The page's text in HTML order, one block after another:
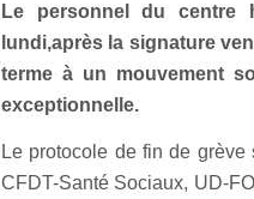
Le personnel du centre
lundi,après la signature
terme à un mouvement
exceptionnelle.
Le protocole de fin de grève
CFDT-Santé Sociaux, UD-